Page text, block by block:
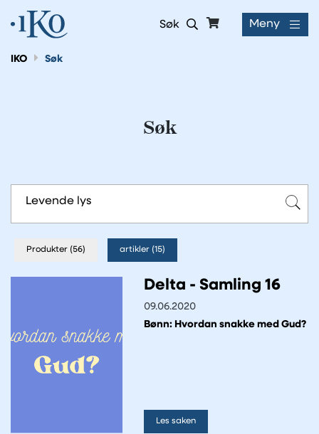
Søk Meny
IKO Søk
Søk
Produkter (56) artikler (15)
Delta - Samling 16
09.06.2020
Bønn: Hvordan snakke med Gud?
Les saken